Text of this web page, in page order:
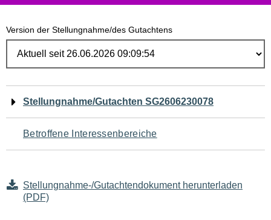
Version der Stellungnahme/des Gutachtens
Navigation
für
den
Seiteninhalt
Stellungnahme/Gutachten SG2606230078
Betroffene Interessenbereiche
Stellungnahme-/Gutachtendokument herunterladen
(PDF)